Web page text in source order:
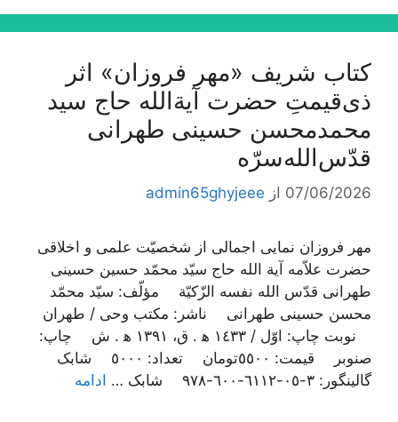
کتاب شریف «مهر فروزان» اثر
ذی‌قیمتِ حضرت آیة‌الله حاج سید
محمدمحسن حسینی طهرانی
قدّس‌الله‌سرّه
07/06/2026 از admin65ghyjeee
مهر فروزان نمایی اجمالی از شخصیّت علمی و اخلاقی
حضرت علاّمه آیة الله حاج سیّد محمّد حسین حسینی
طهرانی قدّس الله نفسه الزّکیّة مؤلّف: سیّد محمّد
محسن حسینی طهرانی ناشر: مکتب وحی / طهران
نوبت چاپ: اوّل / ١٤٣٣ ه‍ . ق، ١٣٩١ ه‍ . ش چاپ:
صنوبر قیمت: ٥٥٠٠تومان تعداد: ٥٠٠٠ شابک
گالینگور: ٣-٠٥-٦١١٢-٦٠٠-٩٧٨ شابک …
ادامه